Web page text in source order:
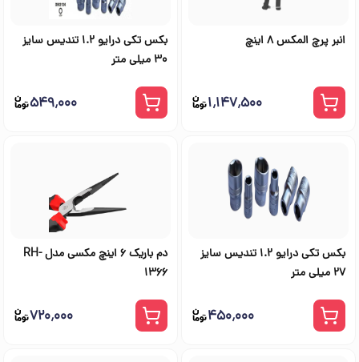
انبر پرچ المکس 8 اینچ
۱٬۱۴۷٬۵۰۰
بکس تکی درایو 1.2 تندیس سایز
30 میلی متر
۵۴۹٬۰۰۰
بکس تکی درایو 1.2 تندیس سایز
27 میلی متر
۴۵۰٬۰۰۰
دم باریک 6 اینچ مکسی مدل RH-
1366
۷۲۰٬۰۰۰